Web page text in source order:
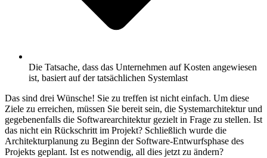
Die Tatsache, dass das Unternehmen auf Kosten angewiesen
ist, basiert auf der tatsächlichen Systemlast
Das sind drei Wünsche! Sie zu treffen ist nicht einfach. Um diese
Ziele zu erreichen, müssen Sie bereit sein, die Systemarchitektur und
gegebenenfalls die Softwarearchitektur gezielt in Frage zu stellen. Ist
das nicht ein Rückschritt im Projekt? Schließlich wurde die
Architekturplanung zu Beginn der Software-Entwurfsphase des
Projekts geplant. Ist es notwendig, all dies jetzt zu ändern?